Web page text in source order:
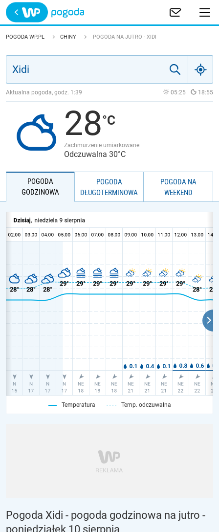
Trwa ładowanie
POLSKA
JAKOŚĆ POWIETRZA
POGODA WP.PL CHINY POGODA NA JUTRO - XIDI
Aktualna pogoda, godz. 1:39 05:25 18:55
28
Zachmurzenie umiarkowane
Odczuwalna 30°C
POGODA
GODZINOWA
POGODA
DŁUGOTERMINOWA
POGODA NA
WEEKEND
Temperatura Temp. odczuwalna
Pogoda Xidi - pogoda godzinowa na jutro -
poniedziałek 10 sierpnia